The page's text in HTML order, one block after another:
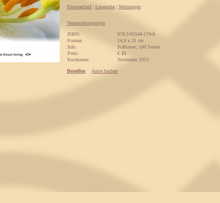
Presseartikel | Leseprobe | Meinungen
Veranstaltungstipps
ISBN:
978-3-95544-174-6
Format:
14,8 x 21 cm
Info:
Softcover; 180 Seiten
Preis:
€ 15
Erschienen:
November 2023
Bestellen Autor buchen